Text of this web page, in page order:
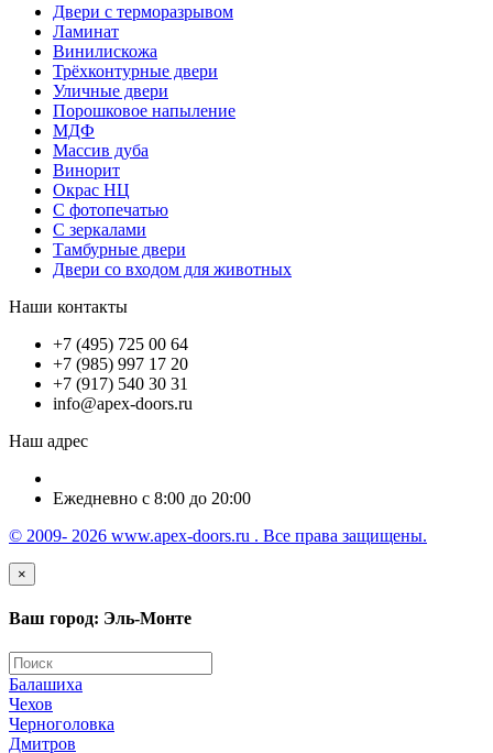
Двери с терморазрывом
Ламинат
Винилискожа
Трёхконтурные двери
Уличные двери
Порошковое напыление
МДФ
Массив дуба
Винорит
Окрас НЦ
С фотопечатью
С зеркалами
Тамбурные двери
Двери со входом для животных
Наши контакты
+7 (495) 725 00 64
+7 (985) 997 17 20
+7 (917) 540 30 31
info@apex-doors.ru
Наш адрес
Ежедневно с 8:00 до 20:00
© 2009- 2026 www.apex-doors.ru . Все права защищены.
×
Ваш город: Эль-Монте
Балашиха
Чехов
Черноголовка
Дмитров